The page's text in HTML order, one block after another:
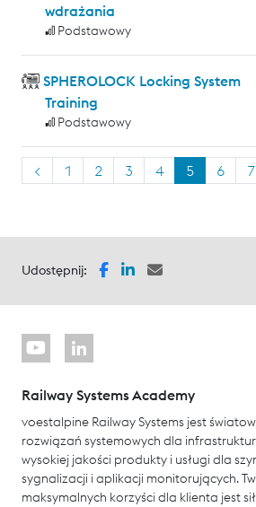
wdrażania
Podstawowy
SPHEROLOCK Locking System
Training
Podstawowy
< 1 2 3 4 5 6 7
Udostępnij:
Railway Systems Academy
voestalpine Railway Systems jest
rozwiązań systemowych dla
wysokiej jakości produkty i usługi dla
sygnalizacji i aplikacji monitorujących.
maksymalnych korzyści dla klienta jest